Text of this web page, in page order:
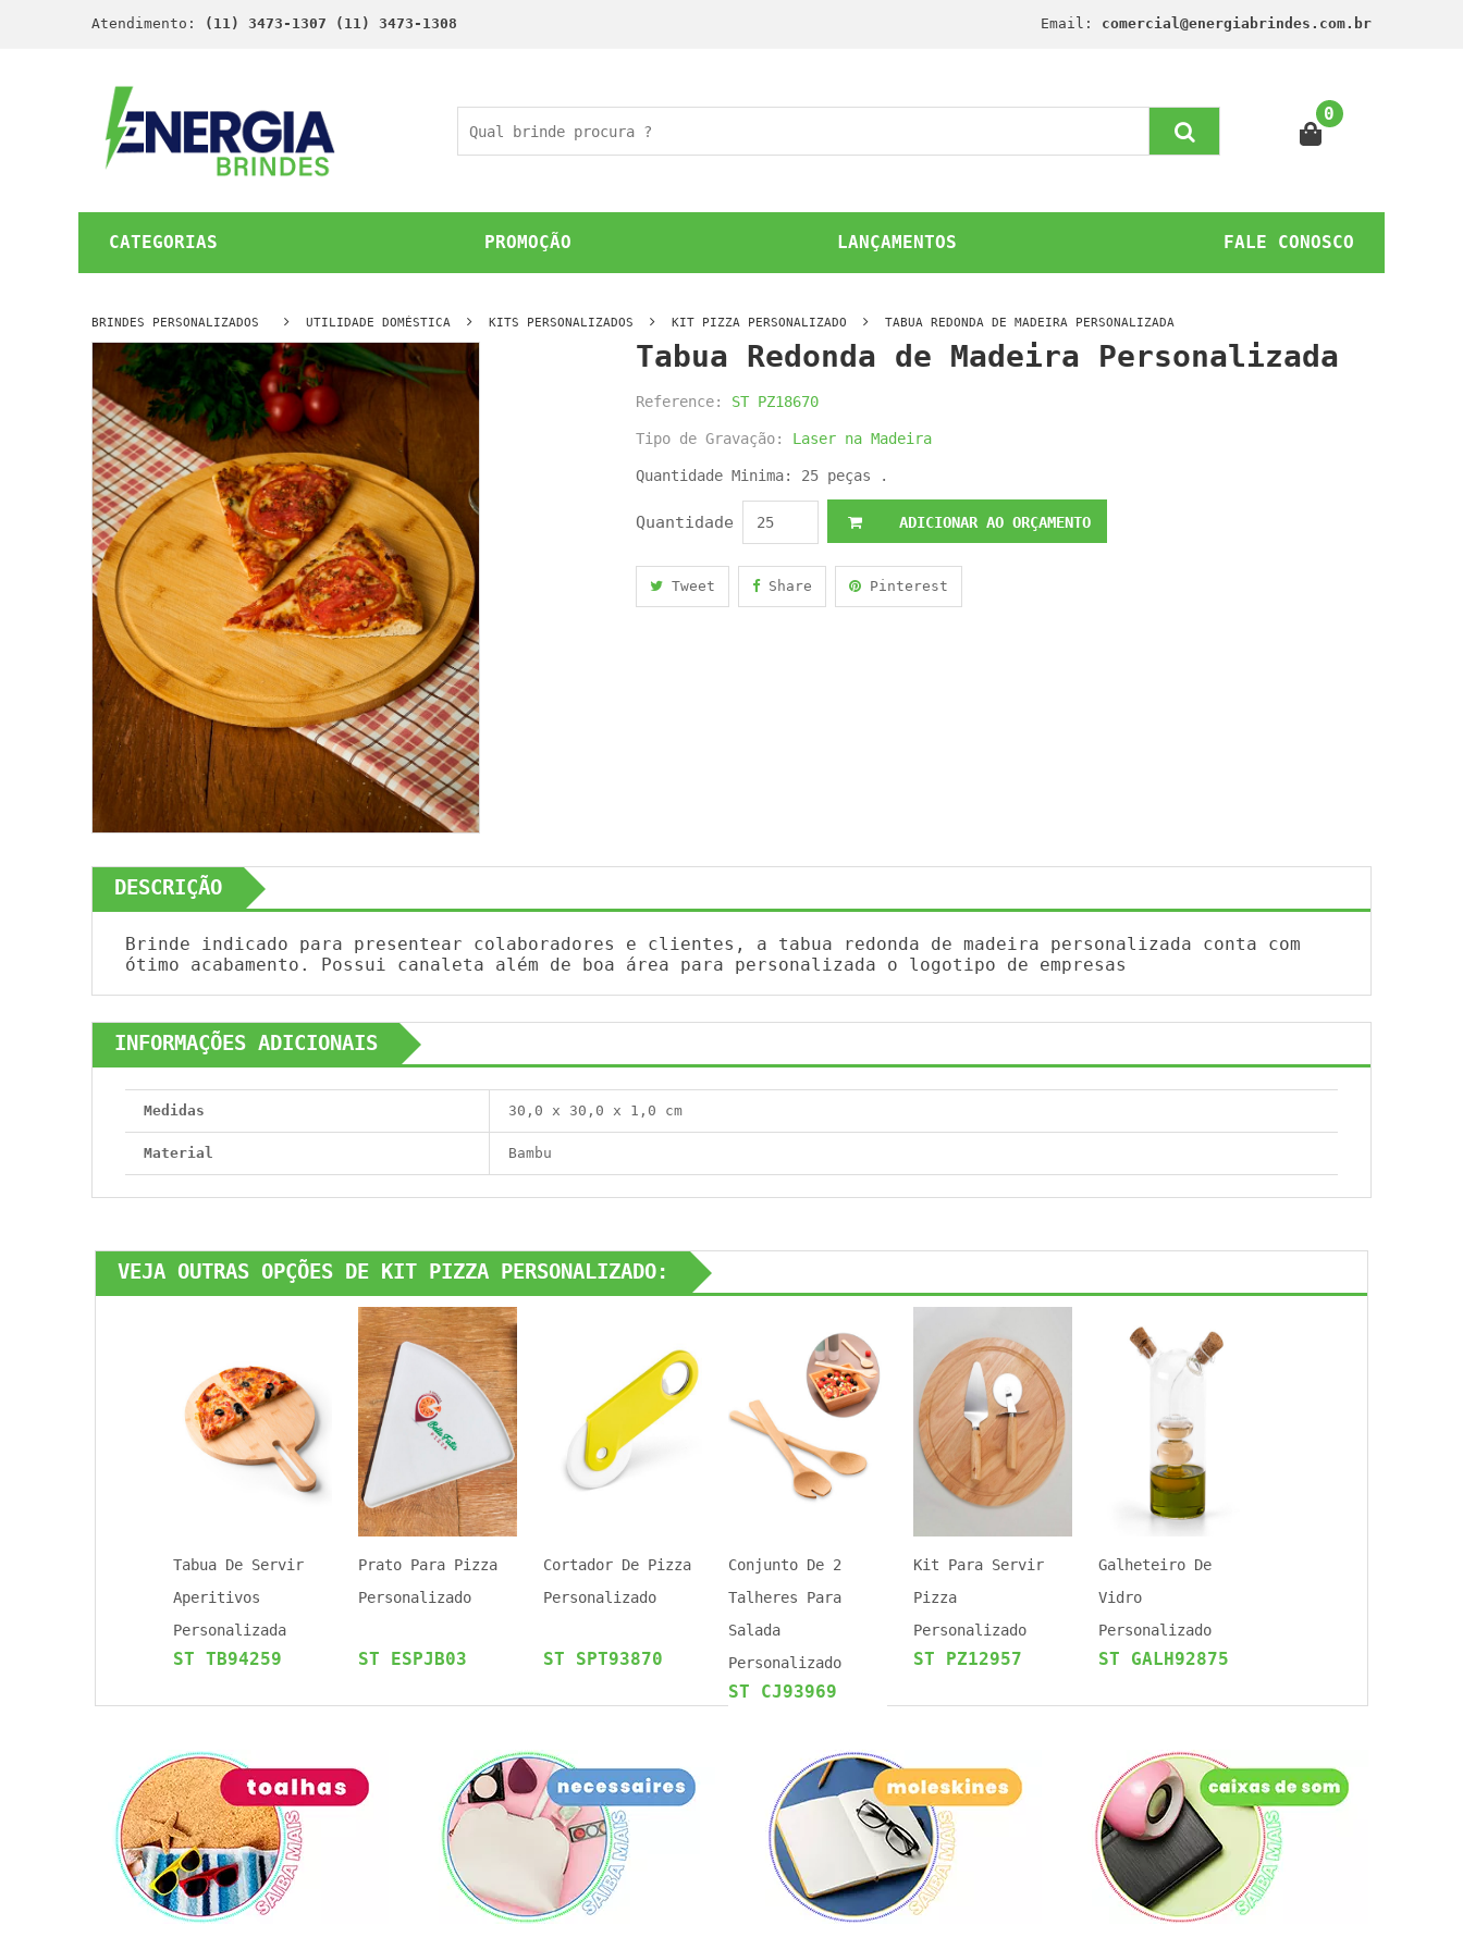
Atendimento: (11) 3473-1307 (11) 3473-1308 Email: comercial@energiabrindes.com.br
0
CATEGORIAS PROMOÇÃO LANÇAMENTOS FALE CONOSCO
BRINDES PERSONALIZADOS UTILIDADE DOMÉSTICA KITS PERSONALIZADOS KIT PIZZA PERSONALIZADO TABUA REDONDA DE MADEIRA PERSONALIZADA
Tabua Redonda de Madeira Personalizada
Reference: ST PZ18670
Tipo de Gravação: Laser na Madeira
Quantidade Minima: 25 peças .
Quantidade ADICIONAR AO ORÇAMENTO
Tweet Share Pinterest
DESCRIÇÃO
Brinde indicado para presentear colaboradores e clientes, a tabua redonda de madeira personalizada conta com
ótimo acabamento. Possui canaleta além de boa área para personalizada o logotipo de empresas
INFORMAÇÕES ADICIONAIS
Medidas 30,0 x 30,0 x 1,0 cm
Material Bambu
VEJA OUTRAS OPÇÕES DE KIT PIZZA PERSONALIZADO:
Tabua De Servir
Aperitivos
Personalizada
ST TB94259
Prato Para Pizza
Personalizado
ST ESPJB03
Cortador De Pizza
Personalizado
ST SPT93870
Conjunto De 2
Talheres Para
Salada
Personalizado
ST CJ93969
Kit Para Servir
Pizza
Personalizado
ST PZ12957
Galheteiro De
Vidro
Personalizado
ST GALH92875